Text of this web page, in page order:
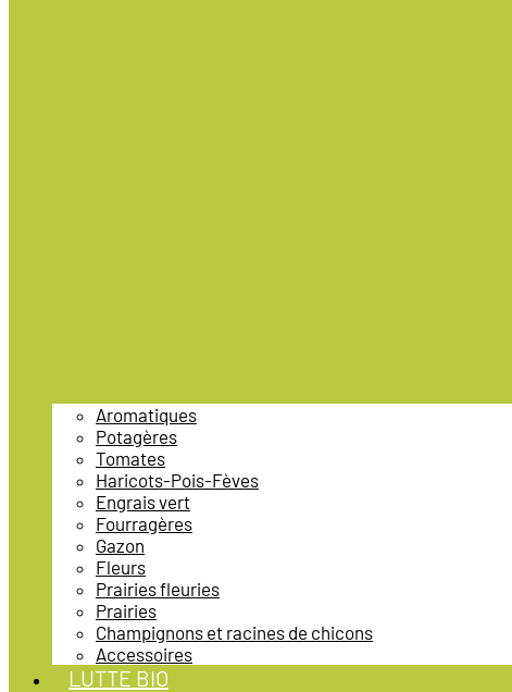
Aromatiques
Potagères
Tomates
Haricots-Pois-Fèves
Engrais vert
Fourragères
Gazon
Fleurs
Prairies fleuries
Prairies
Champignons et racines de chicons
Accessoires
LUTTE BIO